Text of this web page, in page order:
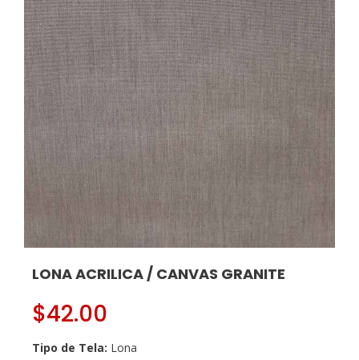
LONA ACRILICA / CANVAS GRANITE
$42.00
Tipo de Tela: Lona